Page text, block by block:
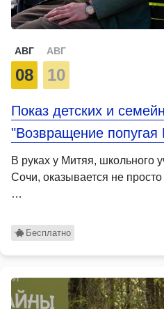
АВГ
08
АВГ
10
Показ детских и
"Возвращение
В руках у Митяя, школьного
Сочи, оказывается не
…
Бесплатно